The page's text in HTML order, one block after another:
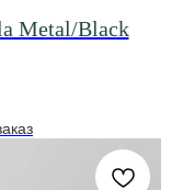
Metal/Black